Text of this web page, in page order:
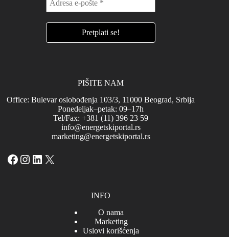
PIŠITE NAM
Office: Bulevar oslobođenja 103/3, 11000 Beograd, Srbija
Ponedeljak–petak: 09–17h
Tel/Fax: +381 (11) 396 23 59
info@energetskiportal.rs
marketing@energetskiportal.rs
Facebook
Instagram
LinkedIn
X
INFO
O nama
Marketing
Uslovi korišćenja